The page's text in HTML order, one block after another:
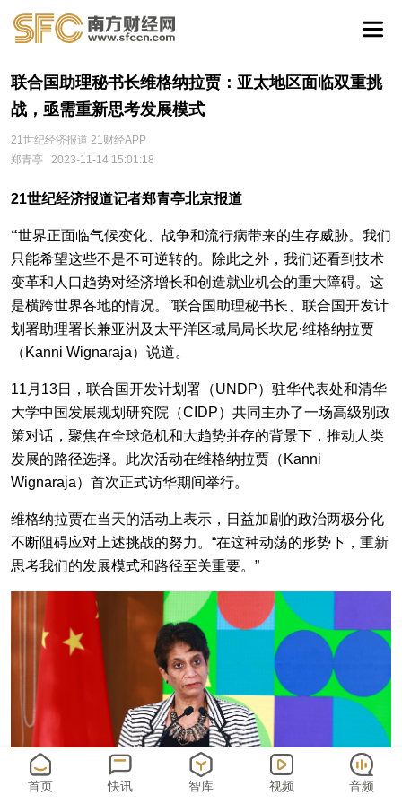
联合国助理秘书长维格纳拉贾：亚太地区面临双重挑
战，亟需重新思考发展模式
21世纪经济报道 21财经APP
郑青亭
2023-11-14 15:01:18
21世纪经济报道记者郑青亭北京报道
“世界正面临气候变化、战争和流行病带来的生存威胁。我们
只能希望这些不是不可逆转的。除此之外，我们还看到技术
变革和人口趋势对经济增长和创造就业机会的重大障碍。这
是横跨世界各地的情况。”联合国助理秘书长、联合国开发计
划署助理署长兼亚洲及太平洋区域局局长坎尼·维格纳拉贾
（Kanni Wignaraja）说道。
11月13日，联合国开发计划署（UNDP）驻华代表处和清华
大学中国发展规划研究院（CIDP）共同主办了一场高级别政
策对话，聚焦在全球危机和大趋势并存的背景下，推动人类
发展的路径选择。此次活动在维格纳拉贾（Kanni
Wignaraja）首次正式访华期间举行。
维格纳拉贾在当天的活动上表示，日益加剧的政治两极分化
不断阻碍应对上述挑战的努力。“在这种动荡的形势下，重新
思考我们的发展模式和路径至关重要。”
首页 快讯 智库 视频 音频